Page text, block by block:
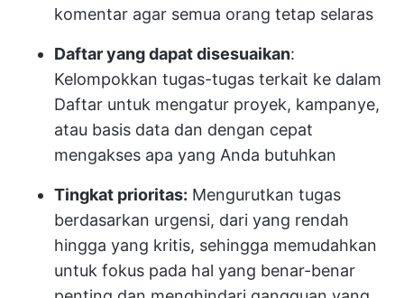
komentar agar semua orang tetap selaras
Daftar yang dapat disesuaikan:
Kelompokkan tugas-tugas terkait ke dalam
Daftar untuk mengatur proyek, kampanye,
atau basis data dan dengan cepat
mengakses apa yang Anda butuhkan
Tingkat prioritas: Mengurutkan tugas
berdasarkan urgensi, dari yang rendah
hingga yang kritis, sehingga memudahkan
untuk fokus pada hal yang benar-benar